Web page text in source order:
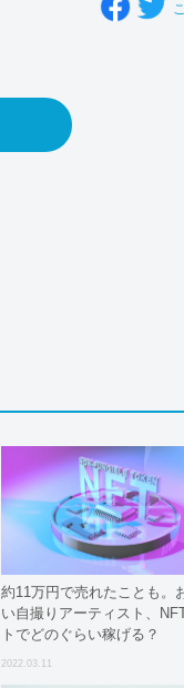
約11万円で売れたことも。
い自撮りアーティスト、
トでどのぐらい稼げる？
2022.03.11